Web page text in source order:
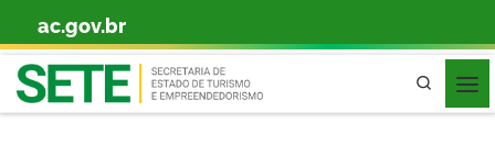
Skip to content
ac.gov.br
Pesquisa